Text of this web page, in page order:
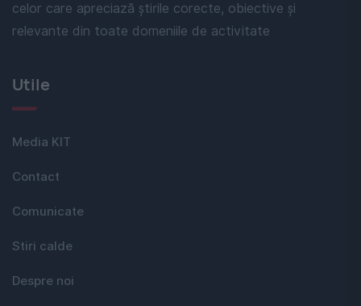
celor care apreciază știrile corecte, obiective și
relevante din toate domeniile de activitate
Utile
Media KIT
Contact
Comunicate
Stiri calde
Despre noi